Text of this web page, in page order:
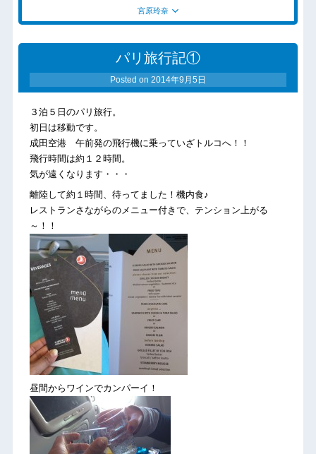
宮原玲奈
パリ旅行記①
Posted on 2014年9月5日
３泊５日のパリ旅行。
初日は移動です。
成田空港 午前発の飛行機に乗っていざトルコへ！！
飛行時間は約１２時間。
気が遠くなります・・・
離陸して約１時間、待ってました！機内食♪
レストランさながらのメニュー付きで、テンション上がる
～！！
昼間からワインでカンパーイ！